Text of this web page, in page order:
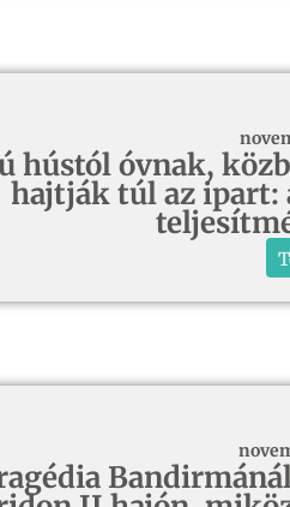
hústól óvnak,
hajtják túl az ipart: